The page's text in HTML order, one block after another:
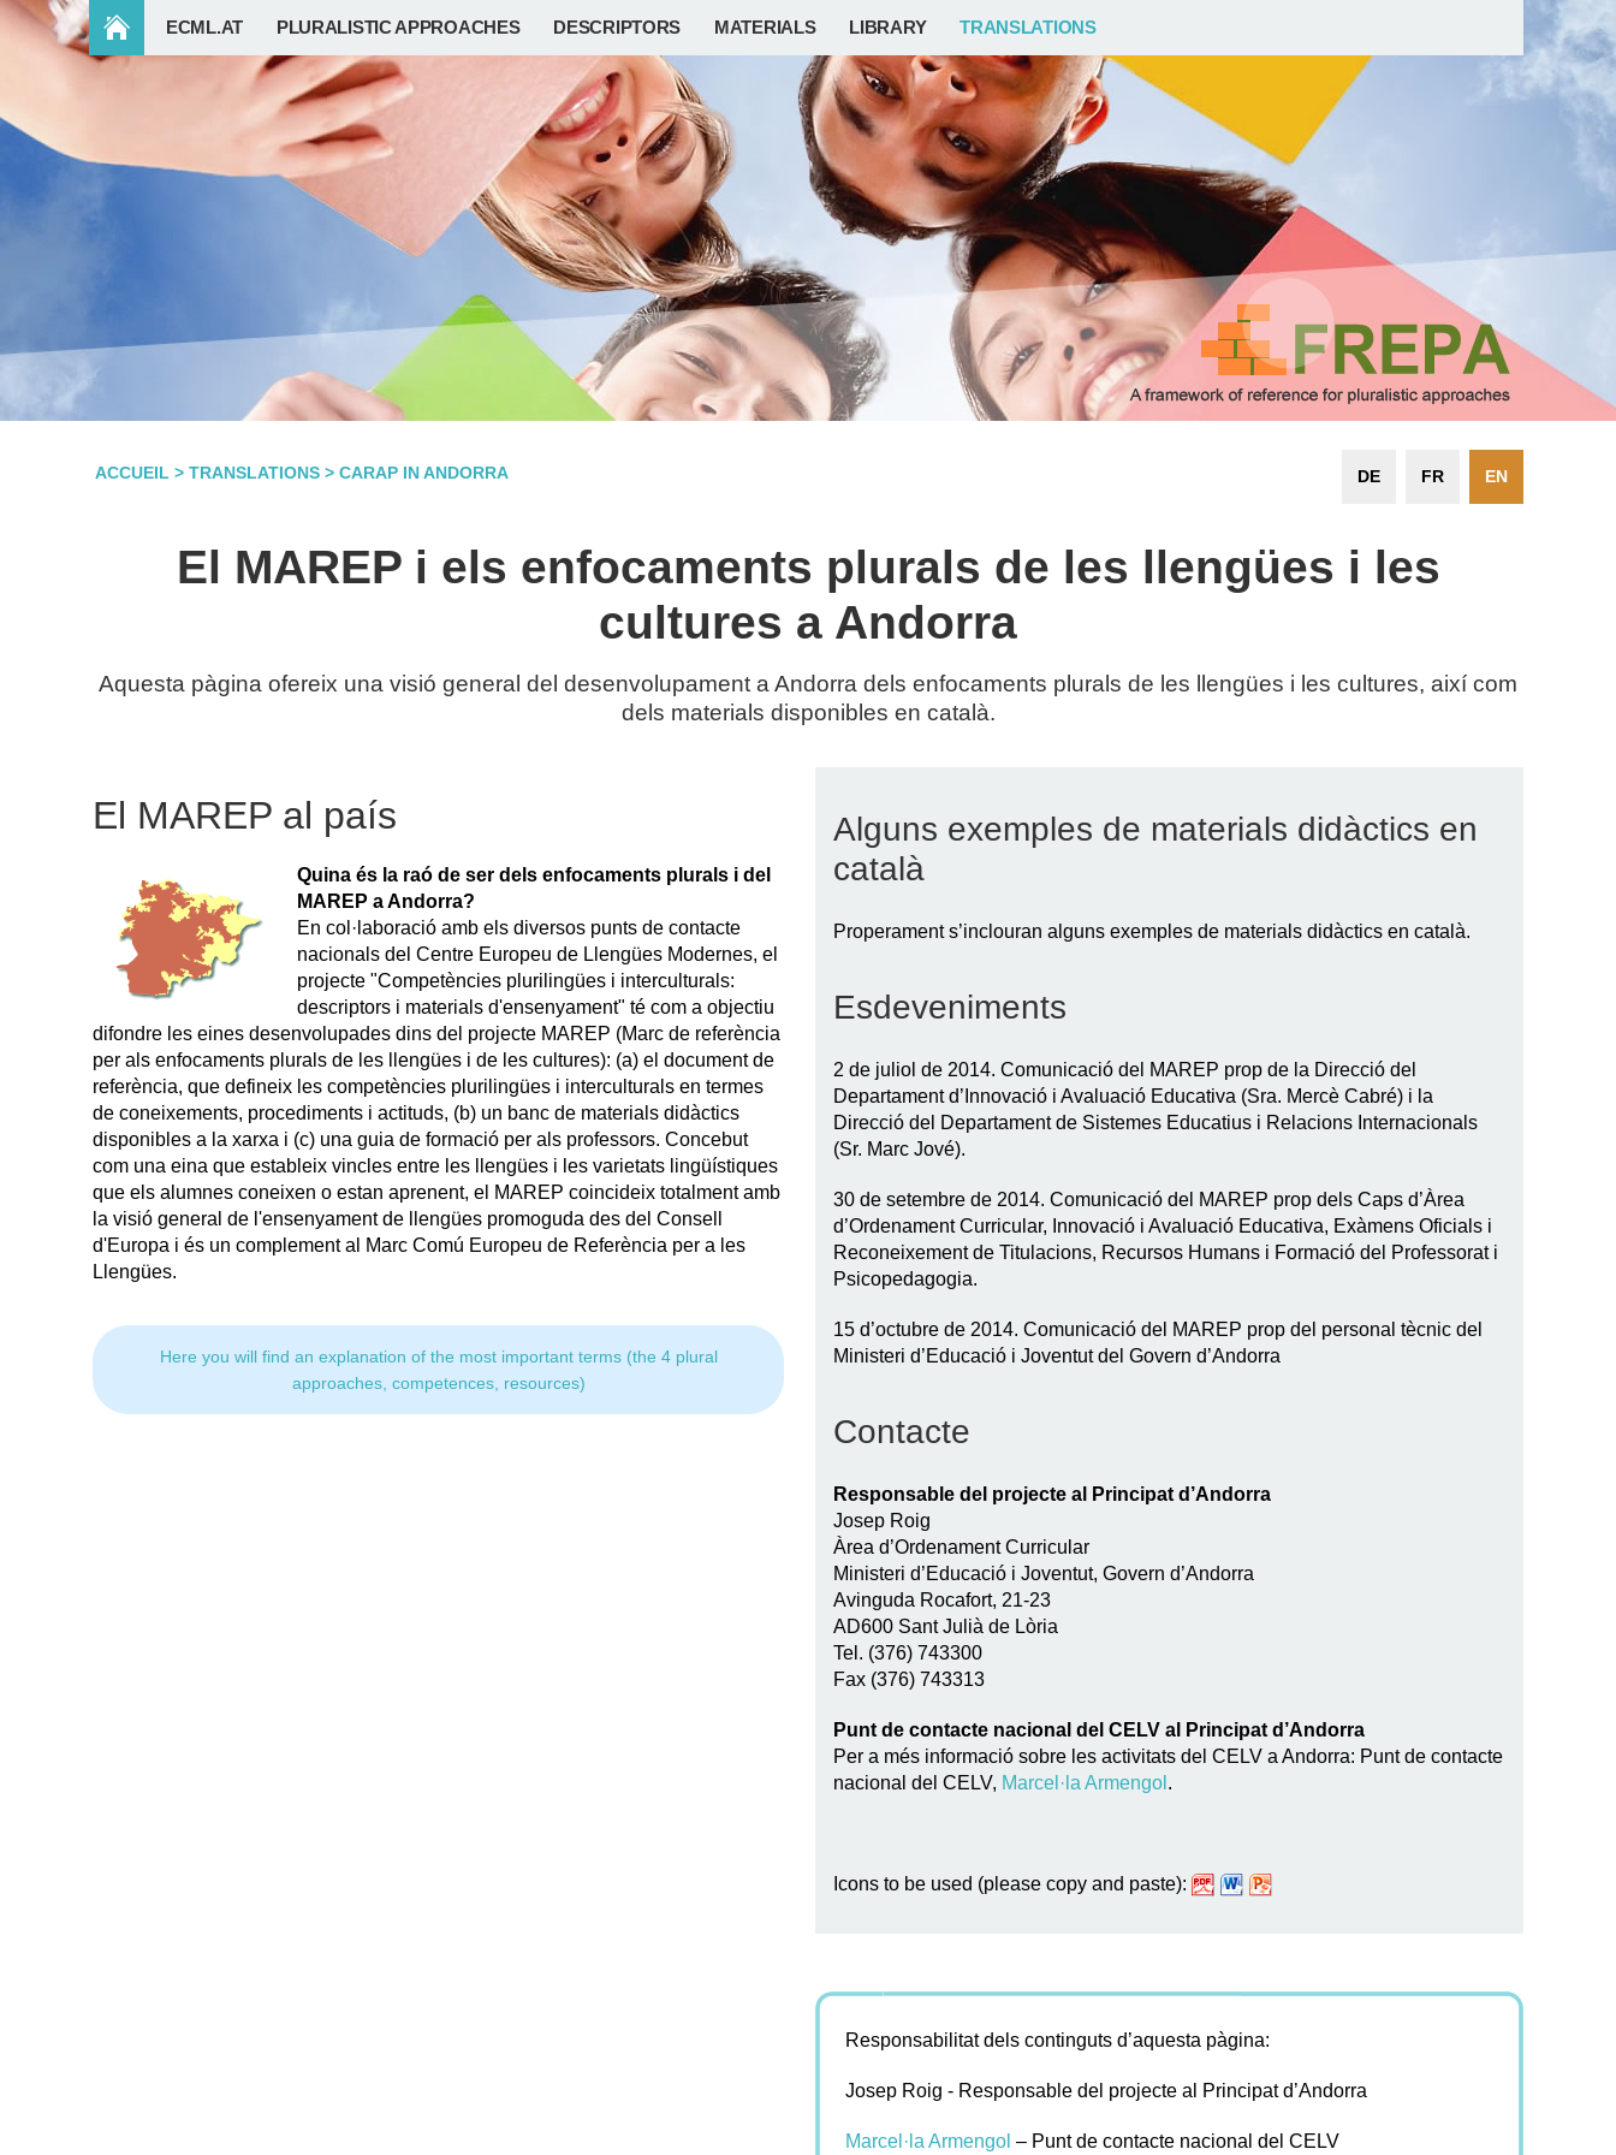
ECML.AT PLURALISTIC APPROACHES DESCRIPTORS MATERIALS LIBRARY TRANSLATIONS
EN
FR
DE
ACCUEIL > TRANSLATIONS > CARAP IN ANDORRA
El MAREP i els enfocaments plurals de les llengües i les
cultures a Andorra
Aquesta pàgina ofereix una visió general del desenvolupament a Andorra dels enfocaments plurals de les llengües i les cultures, així com
dels materials disponibles en català.
El MAREP al país
Quina és la raó de ser dels enfocaments plurals i del
MAREP a Andorra?
En col·laboració amb els diversos punts de contacte
nacionals del Centre Europeu de Llengües Modernes, el
projecte "Competències plurilingües i interculturals:
descriptors i materials d'ensenyament" té com a objectiu
difondre les eines desenvolupades dins del projecte MAREP (Marc de referència
per als enfocaments plurals de les llengües i de les cultures): (a) el document de
referència, que defineix les competències plurilingües i interculturals en termes
de coneixements, procediments i actituds, (b) un banc de materials didàctics
disponibles a la xarxa i (c) una guia de formació per als professors. Concebut
com una eina que estableix vincles entre les llengües i les varietats lingüístiques
que els alumnes coneixen o estan aprenent, el MAREP coincideix totalment amb
la visió general de l'ensenyament de llengües promoguda des del Consell
d'Europa i és un complement al Marc Comú Europeu de Referència per a les
Llengües.
Here you will find an explanation of the most important terms (the 4 plural
approaches, competences, resources)
Alguns exemples de materials didàctics en
català
Properament s’inclouran alguns exemples de materials didàctics en català.
Esdeveniments
2 de juliol de 2014. Comunicació del MAREP prop de la Direcció del
Departament d’Innovació i Avaluació Educativa (Sra. Mercè Cabré) i la
Direcció del Departament de Sistemes Educatius i Relacions Internacionals
(Sr. Marc Jové).
30 de setembre de 2014. Comunicació del MAREP prop dels Caps d’Àrea
d’Ordenament Curricular, Innovació i Avaluació Educativa, Exàmens Oficials i
Reconeixement de Titulacions, Recursos Humans i Formació del Professorat i
Psicopedagogia.
15 d’octubre de 2014. Comunicació del MAREP prop del personal tècnic del
Ministeri d’Educació i Joventut del Govern d’Andorra
Contacte
Responsable del projecte al Principat d’Andorra
Josep Roig
Àrea d’Ordenament Curricular
Ministeri d’Educació i Joventut, Govern d’Andorra
Avinguda Rocafort, 21-23
AD600 Sant Julià de Lòria
Tel. (376) 743300
Fax (376) 743313
Punt de contacte nacional del CELV al Principat d’Andorra
Per a més informació sobre les activitats del CELV a Andorra: Punt de contacte
nacional del CELV, Marcel·la Armengol .
Icons to be used (please copy and paste):
Responsabilitat dels continguts d’aquesta pàgina:
Josep Roig - Responsable del projecte al Principat d’Andorra
Marcel·la Armengol – Punt de contacte nacional del CELV